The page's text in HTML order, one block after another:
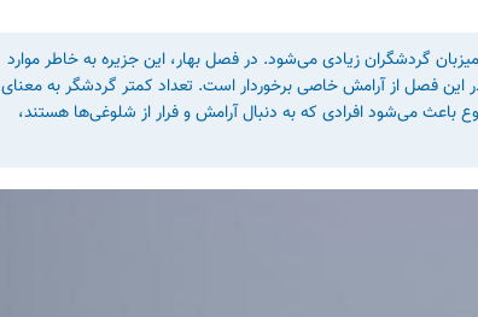
گردشگران زیادی می‌شود. در فصل بهار، این جزیره به خاطر موارد
فصل از آرامش خاصی برخوردار است. تعداد کمتر گردشگر به معنای
می‌شود افرادی که به دنبال آرامش و فرار از شلوغی‌ها هستند،